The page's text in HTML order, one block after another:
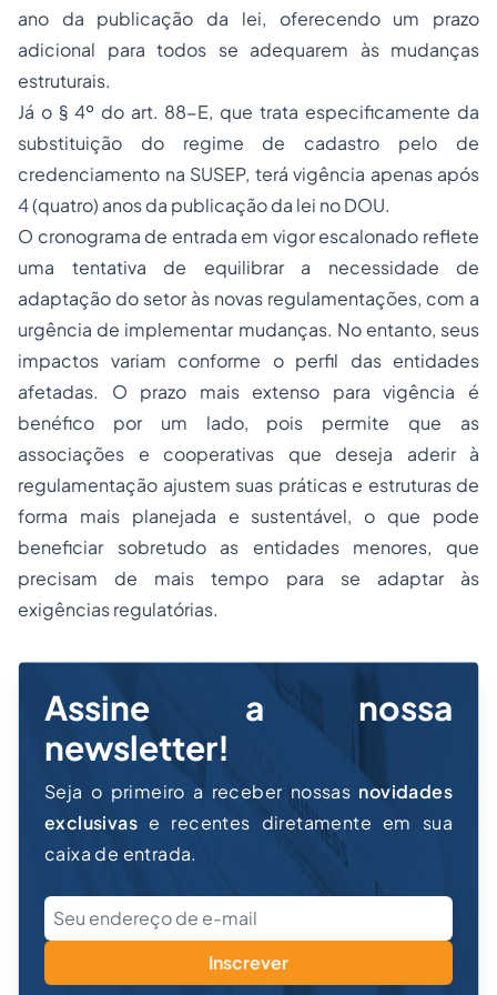
ano da publicação da lei, oferecendo um prazo
adicional para todos se adequarem às mudanças
estruturais.
Já o § 4º do art. 88-E, que trata especificamente da
substituição do regime de cadastro pelo de
credenciamento na SUSEP, terá vigência apenas após
4 (quatro) anos da publicação da lei no DOU.
O cronograma de entrada em vigor escalonado reflete
uma tentativa de equilibrar a necessidade de
adaptação do setor às novas regulamentações, com a
urgência de implementar mudanças. No entanto, seus
impactos variam conforme o perfil das entidades
afetadas. O prazo mais extenso para vigência é
benéfico por um lado, pois permite que as
associações e cooperativas que deseja aderir à
regulamentação ajustem suas práticas e estruturas de
forma mais planejada e sustentável, o que pode
beneficiar sobretudo as entidades menores, que
precisam de mais tempo para se adaptar às
exigências regulatórias.
Assine a nossa
newsletter!
Seja o primeiro a receber nossas novidades
exclusivas e recentes diretamente em sua
caixa de entrada.
Inscrever